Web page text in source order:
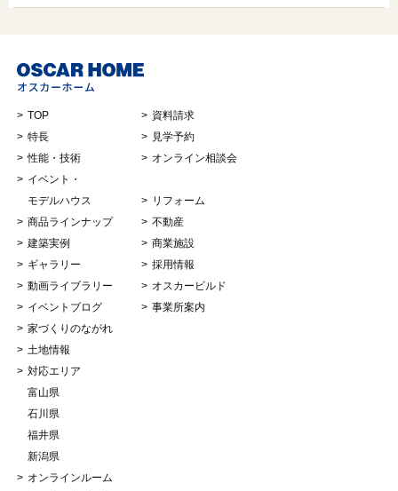
TOP
特長
性能・技術
イベント・
モデルハウス
商品ラインナップ
建築実例
ギャラリー
動画ライブラリー
イベントブログ
家づくりのながれ
土地情報
対応エリア
富山県
石川県
福井県
新潟県
オンラインルーム
資料請求
見学予約
オンライン相談会
リフォーム
不動産
商業施設
採用情報
オスカービルド
事業所案内